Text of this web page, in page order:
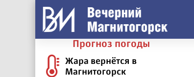
Прогноз погоды
Жара вернётся в
Магнитогорск